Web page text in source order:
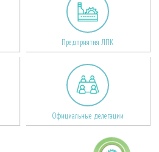
Предприятия ЛПК
Официальные делегации